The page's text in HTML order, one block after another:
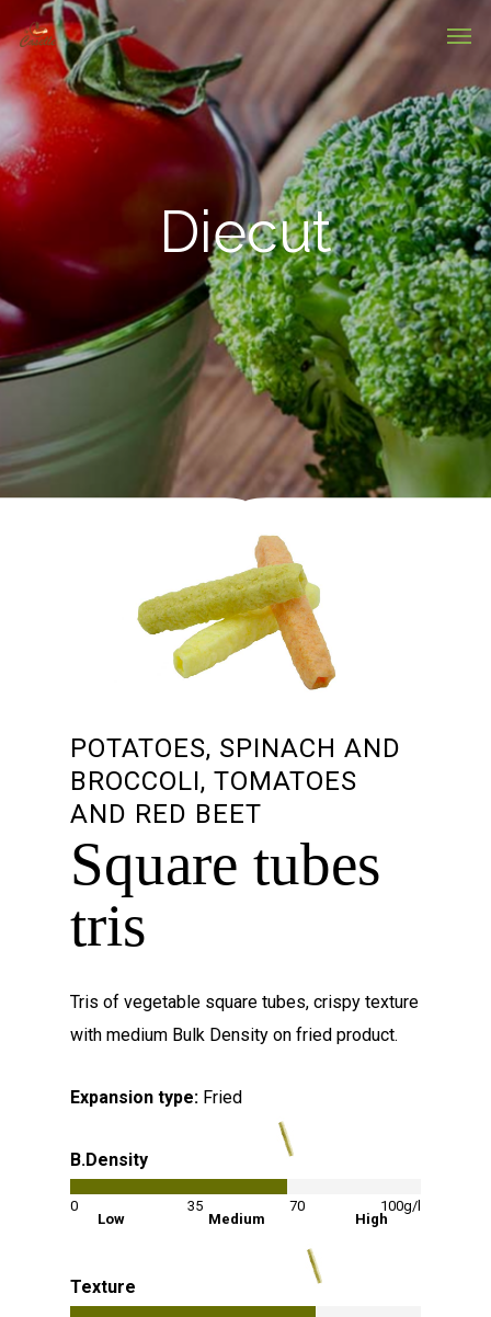
Diecut
POTATOES, SPINACH AND
BROCCOLI, TOMATOES
AND RED BEET
Square tubes
tris
Tris of vegetable square tubes, crispy texture
with medium Bulk Density on fried product.
Expansion type: Fried
B.Density
0 35 70
100g/l
Low
Medium High
Texture